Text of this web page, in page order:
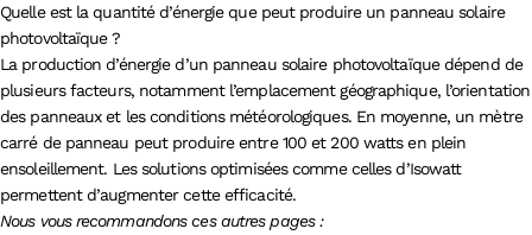
Quelle est la quantité d’énergie que peut produire un panneau solaire
photovoltaïque ?
La production d’énergie d’un panneau solaire photovoltaïque dépend de
plusieurs facteurs, notamment l’emplacement géographique, l’orientation
des panneaux et les conditions météorologiques. En moyenne, un mètre
carré de panneau peut produire entre 100 et 200 watts en plein
ensoleillement. Les solutions optimisées comme celles d’Isowatt
permettent d’augmenter cette efficacité.
Nous vous recommandons ces autres pages :